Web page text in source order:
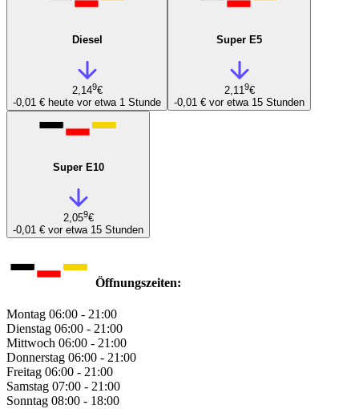
Diesel
2,149€
-0,01 € heute vor etwa 1 Stunde
Super E5
2,119€
-0,01 € vor etwa 15 Stunden
Super E10
2,059€
-0,01 € vor etwa 15 Stunden
Öffnungszeiten:
Montag 06:00 - 21:00
Dienstag 06:00 - 21:00
Mittwoch 06:00 - 21:00
Donnerstag 06:00 - 21:00
Freitag 06:00 - 21:00
Samstag 07:00 - 21:00
Sonntag 08:00 - 18:00